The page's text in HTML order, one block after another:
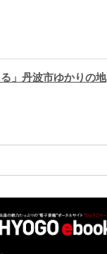
」丹波市ゆかりの地